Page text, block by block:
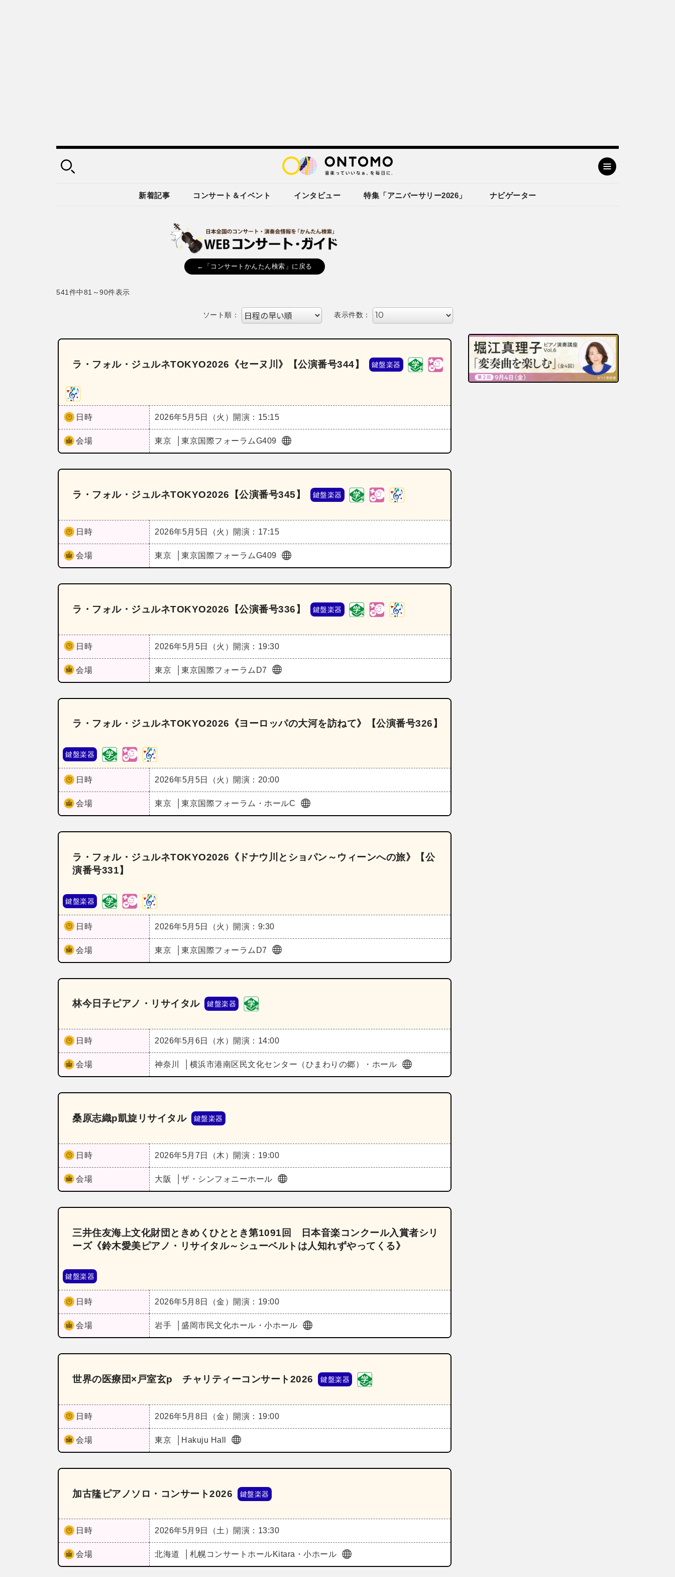
新着記事 コンサート＆イベント インタビュー 特集「アニバーサリー2026」 ナビゲーター
←「コンサートかんたん検索」に戻る
541件中81～90件表示
ソート順： 表示件数：
ラ・フォル・ジュルネTOKYO2026《セーヌ川》【公演番号344】 鍵盤楽器
日時 2026年5月5日（火） 開演：15:15
会場 東京 東京国際フォーラムG409
ラ・フォル・ジュルネTOKYO2026【公演番号345】 鍵盤楽器
日時 2026年5月5日（火） 開演：17:15
会場 東京 東京国際フォーラムG409
ラ・フォル・ジュルネTOKYO2026【公演番号336】 鍵盤楽器
日時 2026年5月5日（火） 開演：19:30
会場 東京 東京国際フォーラムD7
ラ・フォル・ジュルネTOKYO2026《ヨーロッパの大河を訪ねて》【公演番号326】
鍵盤楽器
日時 2026年5月5日（火） 開演：20:00
会場 東京 東京国際フォーラム・ホールC
ラ・フォル・ジュルネTOKYO2026《ドナウ川とショパン～ウィーンへの旅》【公
演番号331】
鍵盤楽器
日時 2026年5月5日（火） 開演：9:30
会場 東京 東京国際フォーラムD7
林今日子ピアノ・リサイタル 鍵盤楽器
日時 2026年5月6日（水） 開演：14:00
会場 神奈川 横浜市港南区民文化センター（ひまわりの郷）・ホール
桑原志織p凱旋リサイタル 鍵盤楽器
日時 2026年5月7日（木） 開演：19:00
会場 大阪 ザ・シンフォニーホール
三井住友海上文化財団ときめくひととき第1091回 日本音楽コンクール入賞者シリ
ーズ《鈴木愛美ピアノ・リサイタル～シューベルトは人知れずやってくる》
鍵盤楽器
日時 2026年5月8日（金） 開演：19:00
会場 岩手 盛岡市民文化ホール・小ホール
世界の医療団×戸室玄p チャリティーコンサート2026 鍵盤楽器
日時 2026年5月8日（金） 開演：19:00
会場 東京 Hakuju Hall
加古隆ピアノソロ・コンサート2026 鍵盤楽器
日時 2026年5月9日（土） 開演：13:30
会場 北海道 札幌コンサートホールKitara・小ホール